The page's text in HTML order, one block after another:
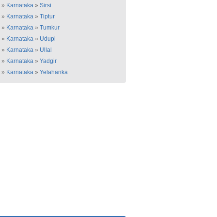
» Karnataka » Sirsi
» Karnataka » Tiptur
» Karnataka » Tumkur
» Karnataka » Udupi
» Karnataka » Ullal
» Karnataka » Yadgir
» Karnataka » Yelahanka